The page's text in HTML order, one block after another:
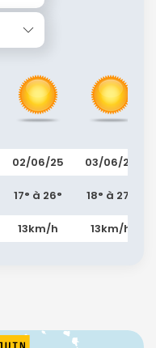
02/06/25
17° à 26°
13km/h
03/06/25
18° à 27°
13km/h